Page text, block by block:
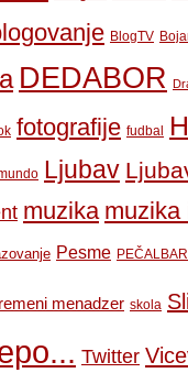
BlogTV
DEDABOR
fotografije fudbal
Ljubav
muzika muzika
Pesme
menadzer skola
Twitter